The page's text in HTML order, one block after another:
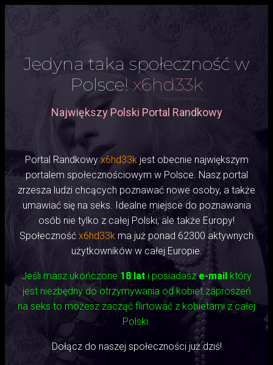
Jedyna taka społeczność w
Polsce! x6hd33k
Największy Polski Portal Randkowy
Portal Randkowyx6hd33kjest obecnie największym
portalem społecznościowym w Polsce. Nasz portal
zrzesza ludzi chcących poznawać nowe osoby, a także
umawiać się na seks. Idealne miejsce do poznawania
osób nie tylko z całej Polski, ale także Europy!
Społeczność x6hd33k ma już ponad 62300 aktywnych
użytkowników w całej Europie.
Jeśli masz ukończone 18 lat i posiadasze-mail który
jest niezbędny do otrzymywania od kobiet zaproszeń
na seks to możesz zacząć flirtować z kobietami z całej
Polski.
Dołącz do naszej społeczności już dziś!